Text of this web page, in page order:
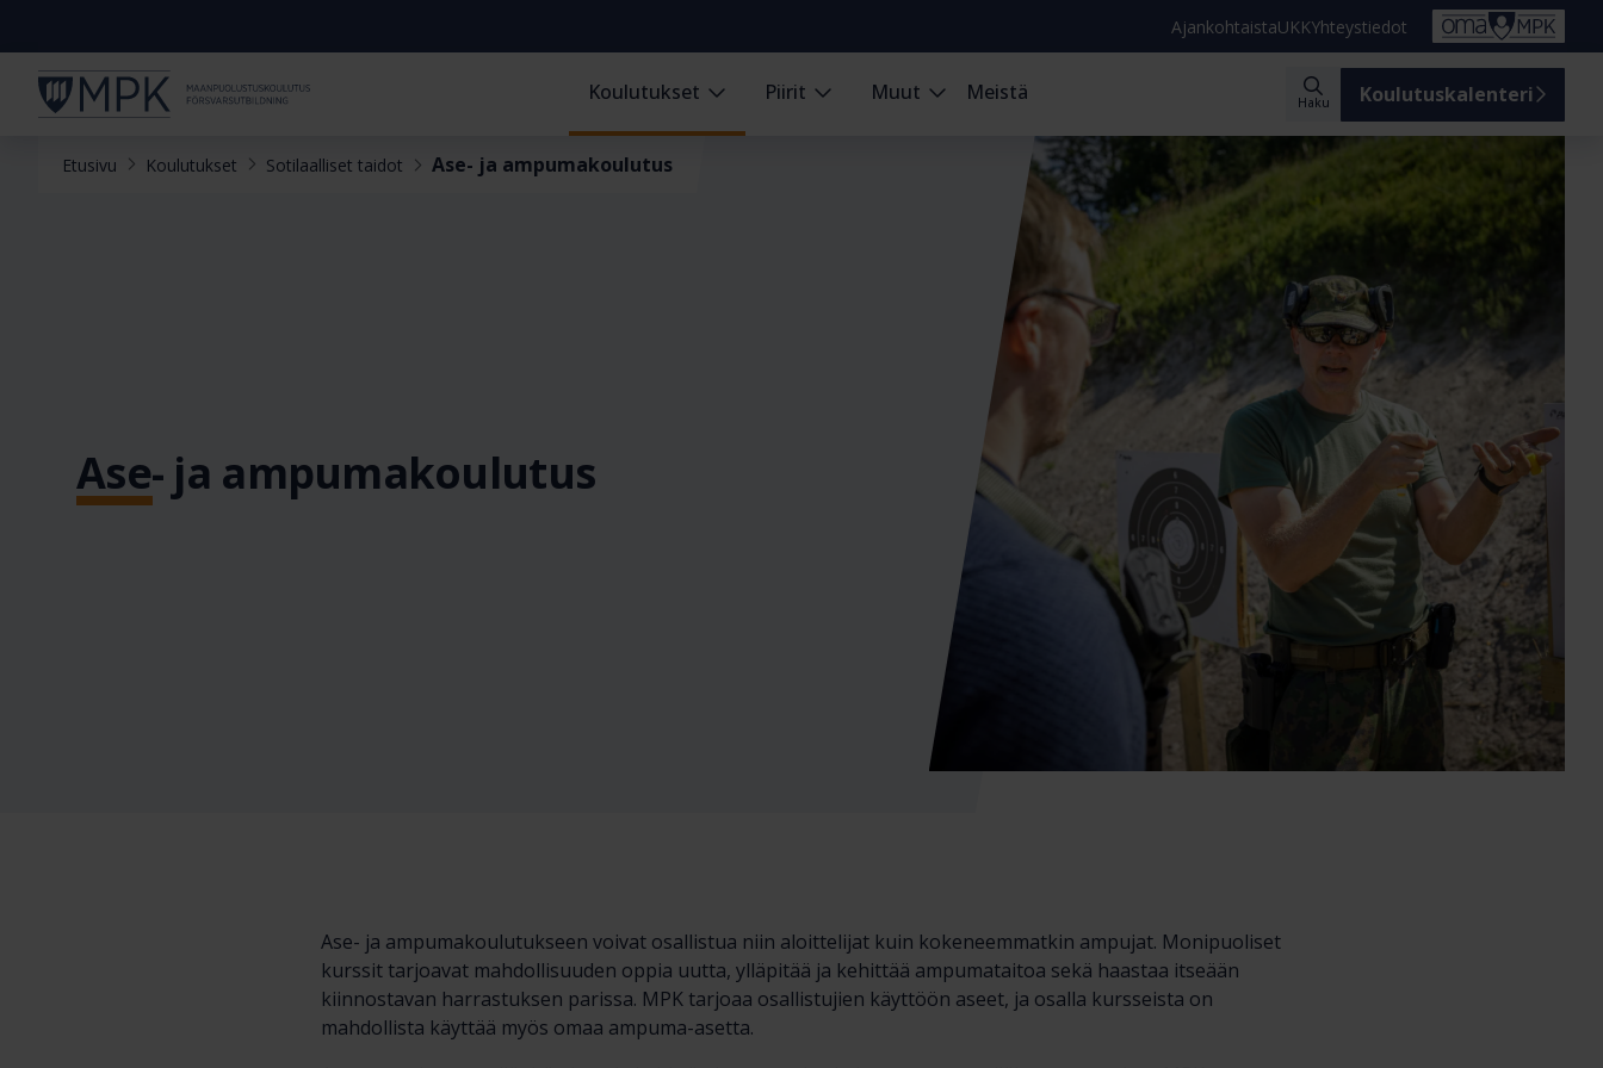
AjankohtaistaUKKYhteystiedot
Koulutukset Piirit Muut Meistä Haku Koulutuskalenteri
Etusivu Koulutukset Sotilaalliset taidot Ase- ja ampumakoulutus
Ase- ja ampumakoulutus
Ase- ja ampumakoulutukseen voivat osallistua niin aloittelijat kuin kokeneemmatkin ampujat. Monipuoliset
kurssit tarjoavat mahdollisuuden oppia uutta, ylläpitää ja kehittää ampumataitoa sekä haastaa itseään
kiinnostavan harrastuksen parissa. MPK tarjoaa osallistujien käyttöön aseet, ja osalla kursseista on
mahdollista käyttää myös omaa ampuma-asetta.